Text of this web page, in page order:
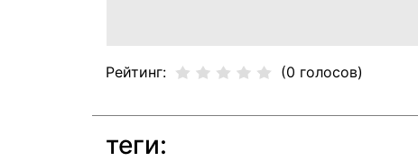
Рейтинг: (0 голосов)
теги: